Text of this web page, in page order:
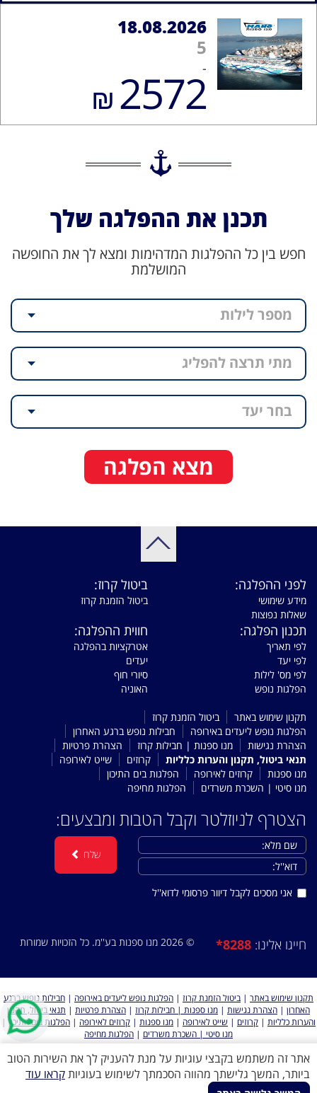
18.08.2026
5
-
₪ 2572
תכנן את ההפלגה שלך
חפש בין כל ההפלגות המדהימות ומצא לך את החופשה
המושלמת
מספר לילות
מתי תרצה להפליג
בחר יעד
מצא הפלגה
לפני ההפלגה:
מידע שימושי
שאלות נפוצות
ביטול קרוז:
ביטול הזמנת קרוז
תכנון הפלגה:
לפי תאריך
לפי יעד
לפי מס' לילות
הפלגות נופש
חווית ההפלגה:
אטרקציות בהפלגה
יעדים
סיורי חוף
האוניה
תקנון שימוש באתר
ביטול הזמנת קרוז
הפלגות נופש ליעדים באירופה
חבילות נופש ברגע האחרון
הצהרת נגישות
מנו ספנות | חבילות קרוז
הצהרת פרטיות
תנאי ביטול, תקנון והערות כלליות
קרוזים
שייט לאירופה
מנו ספנות
קרוזים לאירופה
הפלגות בים התיכון
מנו סיטי | השכרת משרדים
הפלגות מחיפה
הצטרף לניוזלטר וקבל הטבות ומבצעים:
אני מסכים לקבל דיוור פרסומי לדוא''ל
שלח
חייגו אלינו: *8288 © 2026 מנו ספנות בע''מ. כל הזכויות שמורות
תקנון שימוש באתר | ביטול הזמנת קרוז | הפלגות נופש ליעדים באירופה | חבילות נופש ברגע
האחרון | הצהרת נגישות | מנו ספנות | חבילות קרוז | הצהרת פרטיות | תנאי ביטול, תקנון
והערות כלליות | קרוזים | שייט לאירופה | מנו ספנות | קרוזים לאירופה | הפלגות בים התיכון |
מנו סיטי | השכרת משרדים | הפלגות מחיפה
כל הזכויות שמורות למנו ספנות 2026 ©
אתר זה משתמש בקבצי עוגיות על מנת להעניק לך את השירות הטוב
ביותר, המשך גלישתך מהווה הסכמתך לשימוש בעוגיותקראו עוד